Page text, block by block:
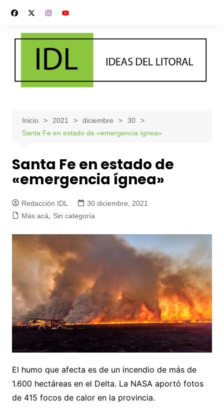
contenido
Inicio 2021 diciembre
30
Santa Fe en estado de «emergencia ígnea»
Santa Fe en estado de
«emergencia ígnea»
Redacción IDL
30 diciembre, 2021
Más acá, Sin categoría
El humo que afecta es de un incendio de más de
1.600 hectáreas en el Delta. La NASA aportó fotos
de 415 focos de calor en la provincia.